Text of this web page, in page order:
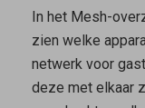
In het Mesh-
zien welke
netwerk voor
deze met elkaar